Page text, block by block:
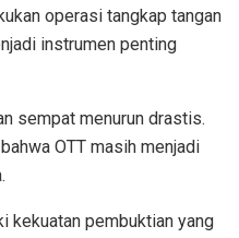
operasi tangkap tangan
instrumen penting
sempat menurun drastis.
OTT masih menjadi
kekuatan pembuktian yang